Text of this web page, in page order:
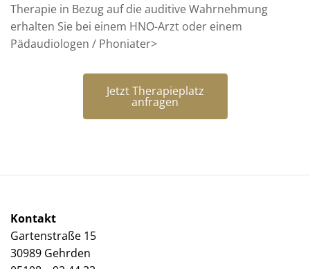
Therapie in Bezug auf die auditive Wahrnehmung
erhalten Sie bei einem HNO-Arzt oder einem
Pädaudiologen / Phoniater>
Jetzt Therapieplatz
anfragen
Kontakt
Gartenstraße 15
30989 Gehrden